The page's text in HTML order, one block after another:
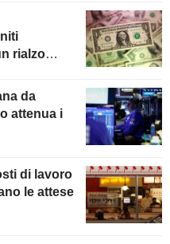
rialzo
da
attenua i
di lavoro
le attese